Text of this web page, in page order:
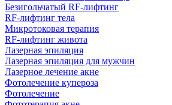
Безигольчатый RF-лифтинг
RF-лифтинг тела
Микротоковая терапия
RF-лифтинг живота
Лазерная эпиляция
Лазерная эпиляция для мужчин
Лазерное лечение акне
Фотолечение купероза
Фотолечение